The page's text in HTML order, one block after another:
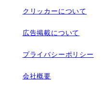
クリッカーについて
広告掲載について
プライバシーポリシー
会社概要